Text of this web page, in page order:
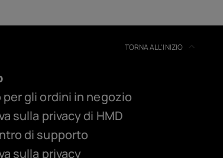
TORNA ALL'INIZIO
gli ordini in negozio
sulla privacy di HMD
di supporto
sulla privacy